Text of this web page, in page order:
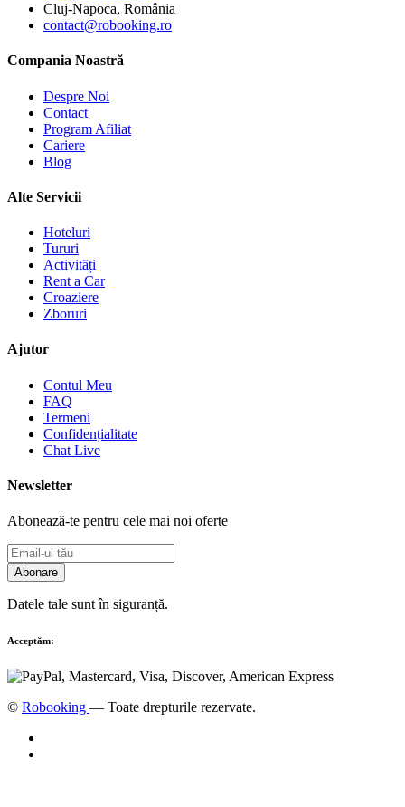
Cluj-Napoca, România
contact@robooking.ro
Compania Noastră
Despre Noi
Contact
Program Afiliat
Cariere
Blog
Alte Servicii
Hoteluri
Tururi
Activități
Rent a Car
Croaziere
Zboruri
Ajutor
Contul Meu
FAQ
Termeni
Confidențialitate
Chat Live
Newsletter
Abonează-te pentru cele mai noi oferte
Abonare
Datele tale sunt în siguranță.
Acceptăm:
© Robooking — Toate drepturile rezervate.